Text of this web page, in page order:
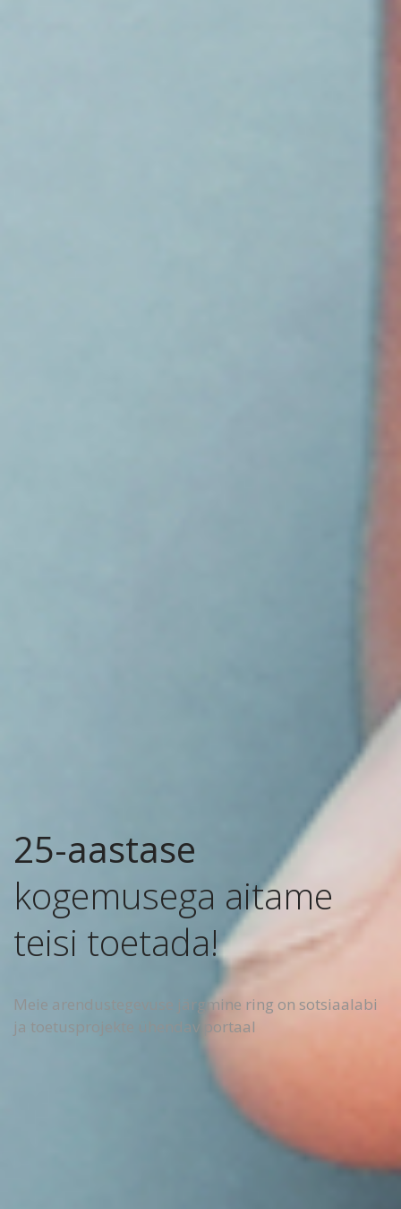
25-aastase
kogemusega aitame
teisi toetada!
Meie arendustegevuse järgmine ring on sotsiaalabi
ja toetusprojekte ühendav portaal